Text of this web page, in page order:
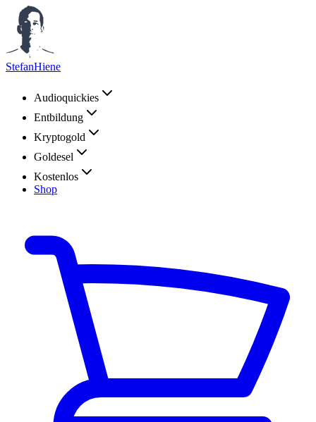
StefanHiene
Audioquickies
Entbildung
Kryptogold
Goldesel
Kostenlos
Shop